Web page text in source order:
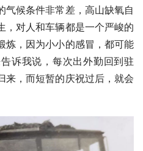
气候条件非常差，高山缺氧自
，对人和车辆都是一个严峻的
炼，因为小小的感冒，都可能
诉我说，每次出外勤回到驻
来，而短暂的庆祝过后，就会